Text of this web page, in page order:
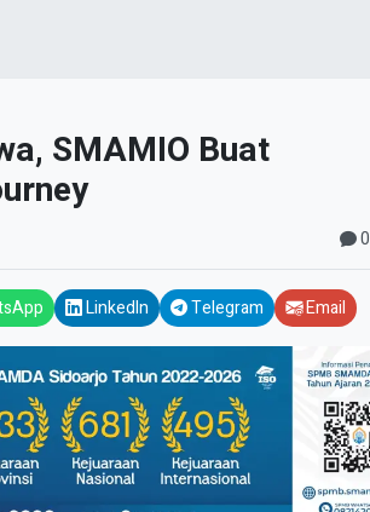
SMAMIO Buat
0
LinkedIn Telegram Email